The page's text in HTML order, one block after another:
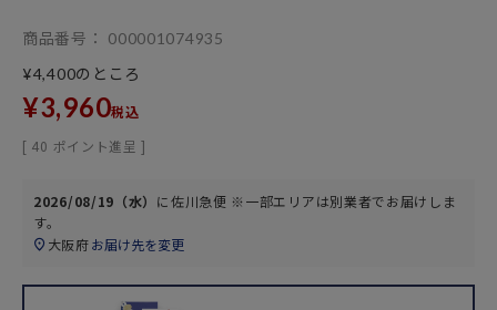
商品番号
000001074935
¥4,400のところ
¥3,960税込
[ 40 ポイント進呈 ]
2026/08/19（水） に佐川急便 ※一部エリアは別業者でお届けしま
す。
大阪府お届け先を変更